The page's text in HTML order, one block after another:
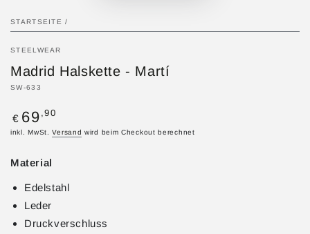
STARTSEITE /
STEELWEAR
Madrid Halskette - Martí
SW-633
Regulärer
Preis
€ 69 ,90
inkl. MwSt.Versand wird beim Checkout berechnet
Material
Edelstahl
Leder
Druckverschluss